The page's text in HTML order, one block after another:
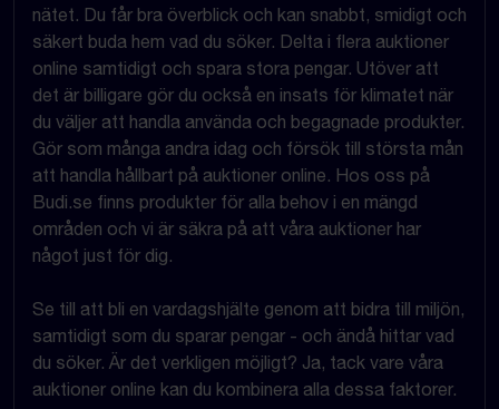
nätet. Du får bra överblick och kan snabbt, smidigt och
säkert buda hem vad du söker. Delta i flera auktioner
online samtidigt och spara stora pengar. Utöver att
det är billigare gör du också en insats för klimatet när
du väljer att handla använda och begagnade produkter.
Gör som många andra idag och försök till största mån
att handla hållbart på auktioner online. Hos oss på
Budi.se finns produkter för alla behov i en mängd
områden och vi är säkra på att våra auktioner har
något just för dig.
Se till att bli en vardagshjälte genom att bidra till miljön,
samtidigt som du sparar pengar - och ändå hittar vad
du söker. Är det verkligen möjligt? Ja, tack vare våra
auktioner online kan du kombinera alla dessa faktorer.